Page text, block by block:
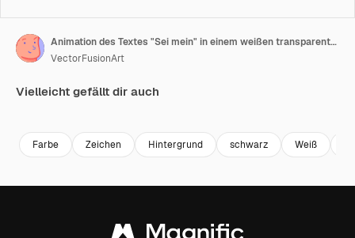
Animation des Textes "Sei mein" in einem weißen transparenten Kasten über einer goldenen Schleife auf schwarzem Hintergrund
VectorFusionArt
Vielleicht gefällt dir auch
Farbe Zeichen Hintergrund schwarz Weiß